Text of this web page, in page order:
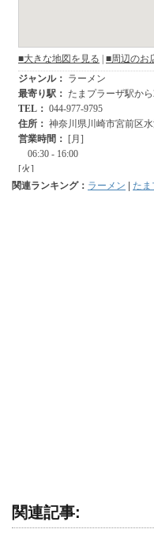
関連ランキング： ラーメン たま
関連記事: